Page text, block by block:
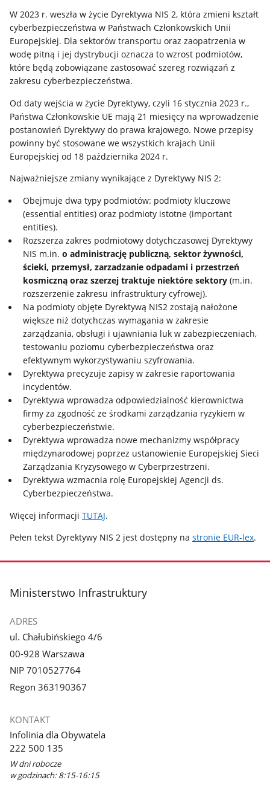
W 2023 r. weszła w życie Dyrektywa NIS 2, która zmieni kształt
cyberbezpieczeństwa w Państwach Członkowskich Unii
Europejskiej. Dla sektorów transportu oraz zaopatrzenia w
wodę pitną i jej dystrybucji oznacza to wzrost podmiotów,
które będą zobowiązane zastosować szereg rozwiązań z
zakresu cyberbezpieczeństwa.
Od daty wejścia w życie Dyrektywy, czyli 16 stycznia 2023 r.,
Państwa Członkowskie UE mają 21 miesięcy na wprowadzenie
postanowień Dyrektywy do prawa krajowego. Nowe przepisy
powinny być stosowane we wszystkich krajach Unii
Europejskiej od 18 października 2024 r.
Najważniejsze zmiany wynikające z Dyrektywy NIS 2:
Obejmuje dwa typy podmiotów: podmioty kluczowe
(essential entities) oraz podmioty istotne (important
entities).
Rozszerza zakres podmiotowy dotychczasowej Dyrektywy
NIS m.in.o administrację publiczną, sektor żywności,
ścieki, przemysł, zarzadzanie odpadami i przestrzeń
kosmiczną oraz szerzej traktuje niektóre sektory (m.in.
rozszerzenie zakresu infrastruktury cyfrowej).
Na podmioty objęte Dyrektywą NIS2 zostają nałożone
większe niż dotychczas wymagania w zakresie
zarządzania, obsługi i ujawniania luk w zabezpieczeniach,
testowaniu poziomu cyberbezpieczeństwa oraz
efektywnym wykorzystywaniu szyfrowania.
Dyrektywa precyzuje zapisy w zakresie raportowania
incydentów.
Dyrektywa wprowadza odpowiedzialność kierownictwa
firmy za zgodność ze środkami zarządzania ryzykiem w
cyberbezpieczeństwie.
Dyrektywa wprowadza nowe mechanizmy współpracy
międzynarodowej poprzez ustanowienie Europejskiej Sieci
Zarządzania Kryzysowego w Cyberprzestrzeni.
Dyrektywa wzmacnia rolę Europejskiej Agencji ds.
Cyberbezpieczeństwa.
Więcej informacjiTUTAJ.
Pełen tekst Dyrektywy NIS 2 jest dostępny nastronie EUR-lex.
stopka
Ministerstwo Infrastruktury
ADRES
ul. Chałubińskiego 4/6
00-928 Warszawa
NIP 7010527764
Regon 363190367
KONTAKT
Infolinia dla Obywatela
222 500 135
W dni robocze
w godzinach: 8:15-16:15